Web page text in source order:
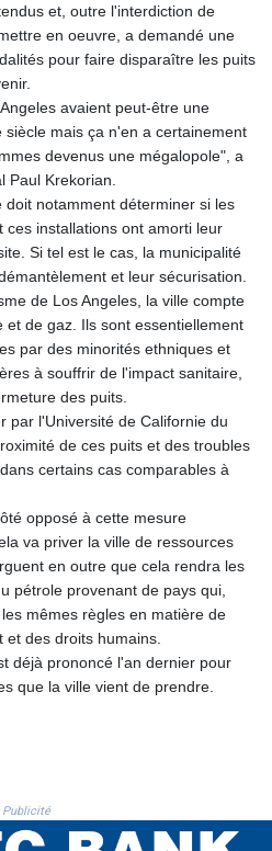
HUF 363.096405
IDR 20580.370421
ILS 3.468234
IMP 0.8566
INR 110.076256
IQD 1509.981237
IRR
1590322.371805
ISK 142.598215
JEP 0.8566
JMD 183.057725
JOD 0.819746
JPY 182.445186
KES 149.158147
KGS 101.104505
KHR 4681.941823
KMF 492.514185
KRW 1627.712241
KWD 0.356853
KYD 0.960588
LAK 26025.676609
LBP
103223.017367
LKR 386.635196
LRD 208.057415
LSL 18.726567
LTL 3.413768
LVL 0.699335
MKD 61.524236
MMK 2427.596601
et, outre l'interdiction de
en oeuvre, a demandé une
pour faire disparaître les puits
avaient peut-être une
mais ça n'en a certainement
devenus une mégalopole", a
Paul Krekorian.
notamment déterminer si les
ces installations ont amorti leur
Si tel est le cas, la municipalité
et leur sécurisation.
de Los Angeles, la ville compte
et de gaz. Ils sont essentiellement
par des minorités ethniques et
à souffrir de l'impact sanitaire,
des puits.
par l'Université de Californie du
de ces puits et des troubles
certains cas comparables à
opposé à cette mesure
va priver la ville de ressources
en outre que cela rendra les
pétrole provenant de pays qui,
mêmes règles en matière de
des droits humains.
déjà prononcé l'an dernier pour
que la ville vient de prendre.
Publicité